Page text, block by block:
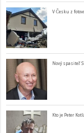
V Česku z
Nový spasiteľ
Kto je Peter